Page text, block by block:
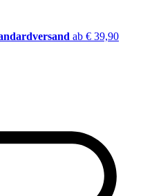
ab € 39,90